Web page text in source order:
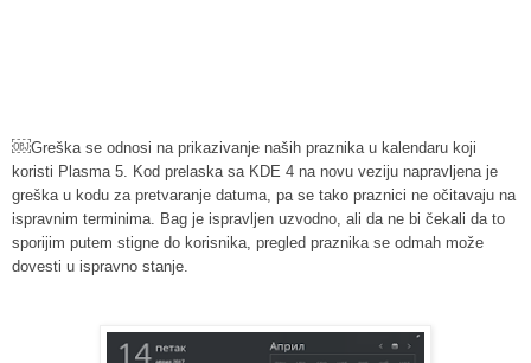
￼Greška se odnosi na prikazivanje naših praznika u kalendaru koji
koristi Plasma 5. Kod prelaska sa KDE 4 na novu veziju napravljena je
greška u kodu za pretvaranje datuma, pa se tako praznici ne očitavaju na
ispravnim terminima. Bag je ispravljen uzvodno, ali da ne bi čekali da to
sporijim putem stigne do korisnika, pregled praznika se odmah može
dovesti u ispravno stanje.